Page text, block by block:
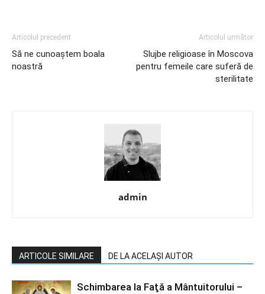
Articolul precedent
Să ne cunoaştem boala
noastră
Articolul următor
Slujbe religioase în Moscova
pentru femeile care suferă de
sterilitate
admin
ARTICOLE SIMILARE DE LA ACELAȘI AUTOR
Schimbarea la Faţă a Mântuitorului –